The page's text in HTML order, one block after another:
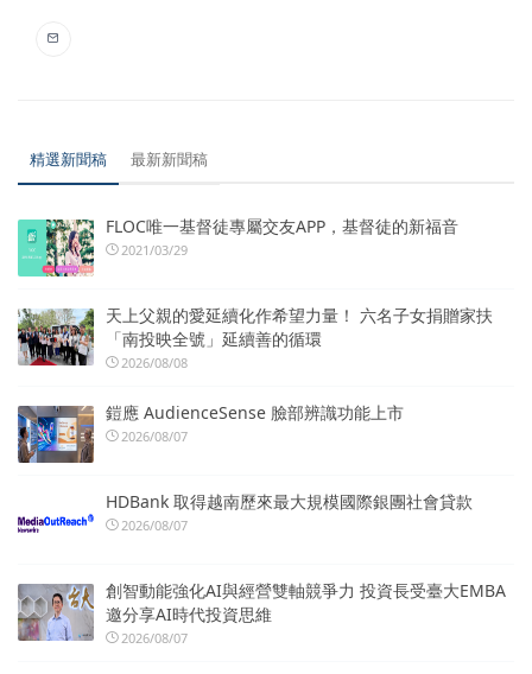
精選新聞稿 最新新聞稿
FLOC唯一基督徒專屬交友APP，基督徒的新福音
2021/03/29
天上父親的愛延續化作希望力量！ 六名子女捐贈家扶
「南投映全號」延續善的循環
2026/08/08
鎧應 AudienceSense 臉部辨識功能上市
2026/08/07
HDBank 取得越南歷來最大規模國際銀團社會貸款
2026/08/07
創智動能強化AI與經營雙軸競爭力 投資長受臺大EMBA
邀分享AI時代投資思維
2026/08/07